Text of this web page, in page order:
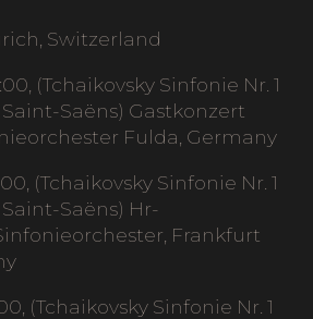
Switzerland
(Tchaikovsky Sinfonie Nr. 1
Saëns) Gastkonzert
Fulda, Germany
(Tchaikovsky Sinfonie Nr. 1
Saëns) Hr-
Frankfurt
(Tchaikovsky Sinfonie Nr. 1